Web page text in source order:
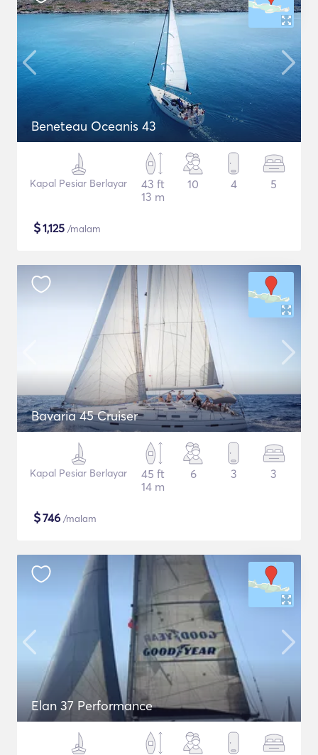
Beneteau Oceanis 43
Kapal Pesiar Berlayar
43 ft
13 m
10 4 5
$1,125 /malam
Bavaria 45 Cruiser
Kapal Pesiar Berlayar
45 ft
14 m
6 3 3
$746 /malam
Elan 37 Performance